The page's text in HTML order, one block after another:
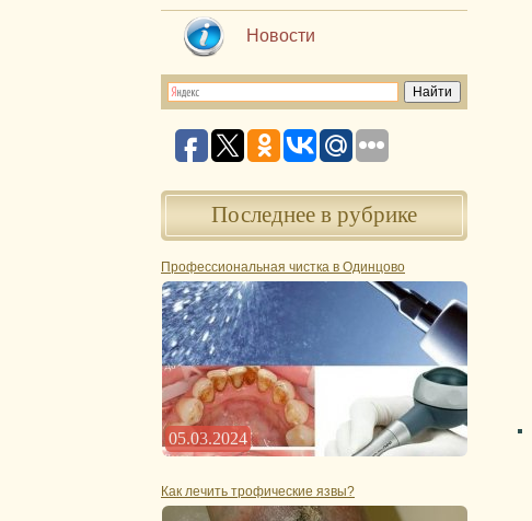
Новости
Последнее в рубрике
Профессиональная чистка в Одинцово
05.03.2024
Как лечить трофические язвы?